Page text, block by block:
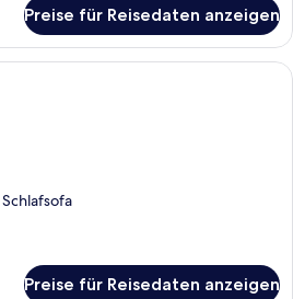
Preise für Reisedaten anzeigen
Ein Hotelzimmer mit einem großen
Preise für Reisedaten anzeigen